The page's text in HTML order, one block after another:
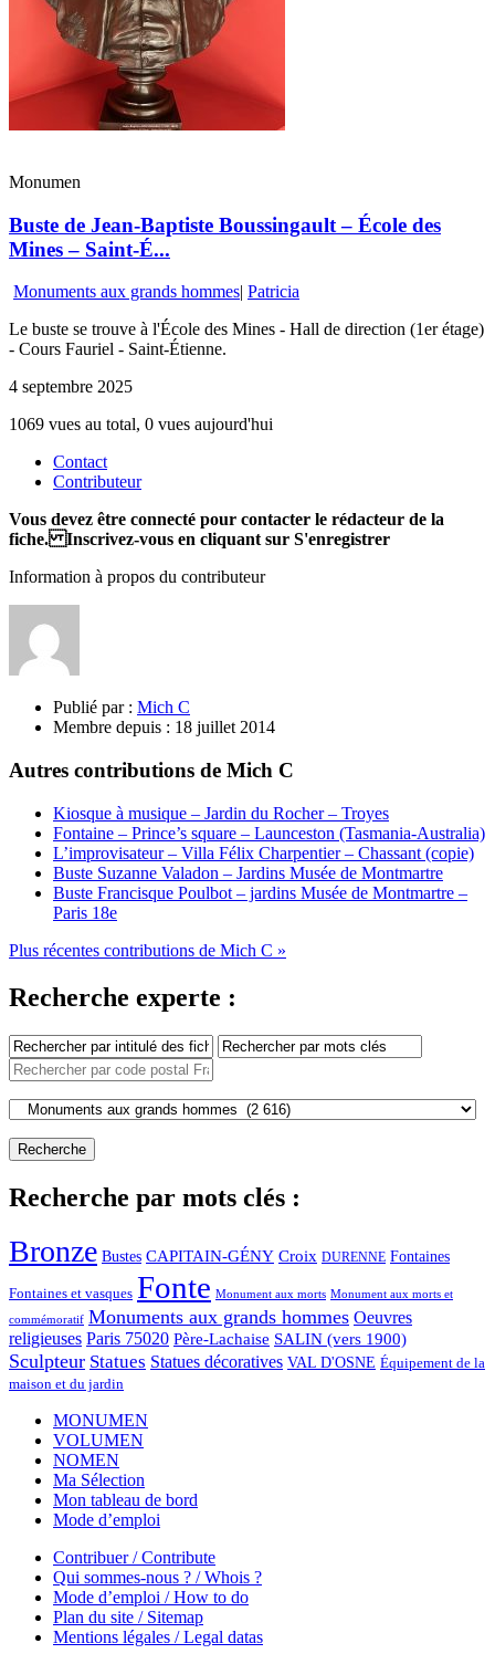
Monumen
Buste de Jean-Baptiste Boussingault – École des
Mines – Saint-É...
Monuments aux grands hommes| Patricia
Le buste se trouve à l'École des Mines - Hall de direction (1er étage)
- Cours Fauriel - Saint-Étienne.
4 septembre 2025
1069 vues au total, 0 vues aujourd'hui
Contact
Contributeur
Vous devez être connecté pour contacter le rédacteur de la
fiche. Inscrivez-vous en cliquant sur S'enregistrer
Information à propos du contributeur
Publié par : Mich C
Membre depuis : 18 juillet 2014
Autres contributions de Mich C
Kiosque à musique – Jardin du Rocher – Troyes
Fontaine – Prince’s square – Launceston (Tasmania-Australia)
L’improvisateur – Villa Félix Charpentier – Chassant (copie)
Buste Suzanne Valadon – Jardins Musée de Montmartre
Buste Francisque Poulbot – jardins Musée de Montmartre –
Paris 18e
Plus récentes contributions de Mich C »
Recherche experte :
Recherche par mots clés :
Bronze Bustes CAPITAIN-GÉNY Croix DURENNE Fontaines
Fontaines et vasques Fonte Monument aux morts Monument aux morts et
commémoratif Monuments aux grands hommes Oeuvres
religieuses Paris 75020 Père-Lachaise SALIN (vers 1900)
Sculpteur Statues Statues décoratives VAL D'OSNE Équipement de la
maison et du jardin
MONUMEN
VOLUMEN
NOMEN
Ma Sélection
Mon tableau de bord
Mode d’emploi
Contribuer / Contribute
Qui sommes-nous ? / Whois ?
Mode d’emploi / How to do
Plan du site / Sitemap
Mentions légales / Legal datas